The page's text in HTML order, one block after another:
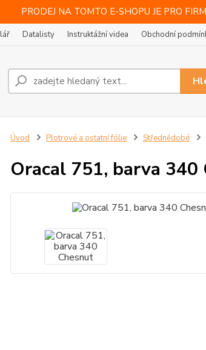
PRODEJ NA TOMTO E-SHOPU JE PRO
Datalisty Instruktážní videa Obchodní
Úvod Plotrové a ostatní fólie Střednědobé
Oracal 751, barva 340